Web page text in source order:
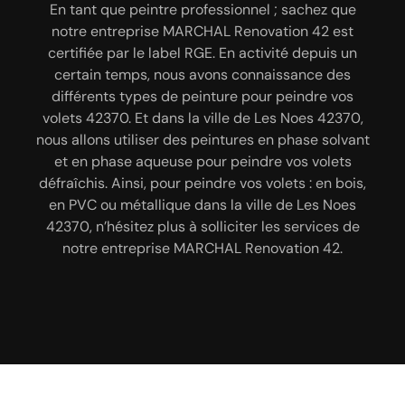
En tant que peintre professionnel ; sachez que
notre entreprise MARCHAL Renovation 42 est
certifiée par le label RGE. En activité depuis un
certain temps, nous avons connaissance des
différents types de peinture pour peindre vos
volets 42370. Et dans la ville de Les Noes 42370,
nous allons utiliser des peintures en phase solvant
et en phase aqueuse pour peindre vos volets
défraîchis. Ainsi, pour peindre vos volets : en bois,
en PVC ou métallique dans la ville de Les Noes
42370, n’hésitez plus à solliciter les services de
notre entreprise MARCHAL Renovation 42.
Pour une peinture de volet à Les Noes, notre
entreprise MARCHAL Renovation 42 n’a pas de tarif
fixe. Nos tarifs dépendent de plusieurs facteurs,
comme : la matière qui compose votre volet (en
bois, en PVC ou en métal), la spécificité des
travaux, le type de peinture à utiliser, etc. Toutefois,
nous pouvons vous assurer que nos tarifs ne sont
pas cher. Pour satisfaire au mieux notre clientèle ;
sachez que, notre entreprise MARCHAL Renovation
42 peut également ajuster nos prestations selon
votre budget. Ainsi, bénéficier d’un excellent
rapport qualité-prix avec MARCHAL Renovation 42.
En tant que peintre professionnel, fiez-vous à notre
entreprise MARCHAL Renovation 42 pour nettoyer
vos voltes en bois dans la ville de Les Noes 42370.
Notre entreprise MARCHAL Renovation 42 a à sa
disposition les matériels nécessaires et n’aura
aucune difficulté à nettoyer vos volets en bois
peint, vos volets en bois vitrifiés, ou vos volets
protégés par du vernis. Et après avoir nettoyés vos
volets en bois à Les Noes 42370, notre entreprise
MARCHAL Renovation 42 va appliquer sur vos
volets une couche de cire incolore ; cela dans le
but de raviver la couleur du bois.